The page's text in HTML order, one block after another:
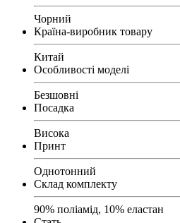
Чорний
Країна-виробник товару
Китай
Особливості моделі
Безшовні
Посадка
Висока
Принт
Однотонний
Склад комплекту
90% поліамід, 10% еластан